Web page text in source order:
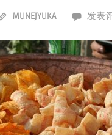
MUNEJYUKA 发表